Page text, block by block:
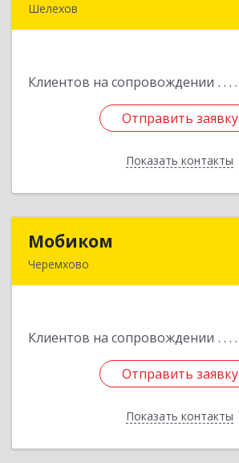
Шелехов
Клиентов на сопровождении
Отправить заявку
Показать контакты
Отправить заявку
Назад
Мобиком
Черемхово
Клиентов на сопровождении
Отправить заявку
Показать контакты
Отправить заявку
Назад